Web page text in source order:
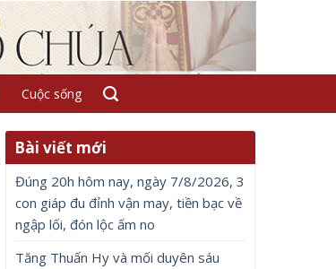
Cuộc sống
Bài viết mới
Đúng 20h hôm nay, ngày 7/8/2026, 3
con giáp đu đỉnh vận may, tiền bạc về
ngập lối, đón lộc ấm no
Tăng Thuấn Hy và mối duyên sáu